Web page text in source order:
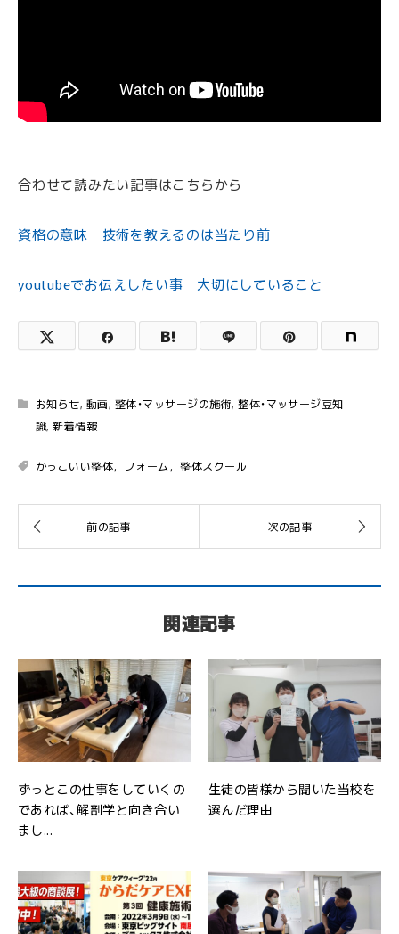
合わせて読みたい記事はこちらから
資格の意味 技術を教えるのは当たり前
youtubeでお伝えしたい事 大切にしていること
お知らせ, 動画, 整体・マッサージの施術,整体・マッサージ豆知
識,新着情報
かっこいい整体，フォーム，整体スクール
関連記事
ずっとこの仕事をしていくの
であれば、解剖学と向き合い
まし...
生徒の皆様から聞いた当校を
選んだ理由